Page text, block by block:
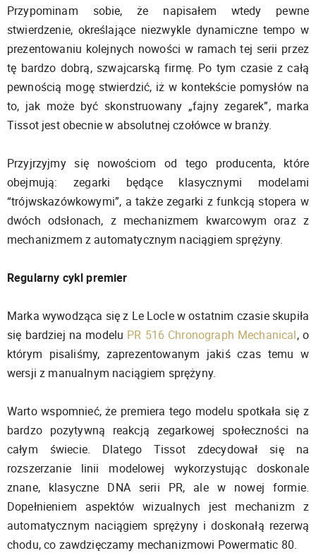
Przypominam sobie, że napisałem wtedy pewne
stwierdzenie, określające niezwykle dynamiczne tempo w
prezentowaniu kolejnych nowości w ramach tej serii przez
tę bardzo dobrą, szwajcarską firmę. Po tym czasie z całą
pewnością mogę stwierdzić, iż w kontekście pomysłów na
to, jak może być skonstruowany „fajny zegarek”, marka
Tissot jest obecnie w absolutnej czołówce w branży.
Przyjrzyjmy się nowościom od tego producenta, które
obejmują: zegarki będące klasycznymi modelami
“trójwskazówkowymi”, a także zegarki z funkcją stopera w
dwóch odsłonach, z mechanizmem kwarcowym oraz z
mechanizmem z automatycznym naciągiem sprężyny.
Regularny cykl premier
Marka wywodząca się z Le Locle w ostatnim czasie skupiła
się bardziej na modelu PR 516 Chronograph Mechanical, o
którym pisaliśmy, zaprezentowanym jakiś czas temu w
wersji z manualnym naciągiem sprężyny.
Warto wspomnieć, że premiera tego modelu spotkała się z
bardzo pozytywną reakcją zegarkowej społeczności na
całym świecie. Dlatego Tissot zdecydował się na
rozszerzanie linii modelowej wykorzystując doskonale
znane, klasyczne DNA serii PR, ale w nowej formie.
Dopełnieniem aspektów wizualnych jest mechanizm z
automatycznym naciągiem sprężyny i doskonałą rezerwą
chodu, co zawdzięczamy mechanizmowi Powermatic 80.